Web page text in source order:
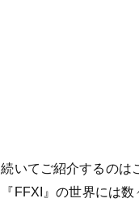
続いてご紹介するのは
『FFXI』の世界には